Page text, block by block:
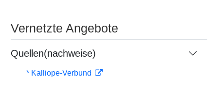
Vernetzte Angebote
Quellen(nachweise)
* Kalliope-Verbund